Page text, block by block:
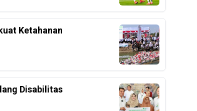
Ketahanan
Disabilitas